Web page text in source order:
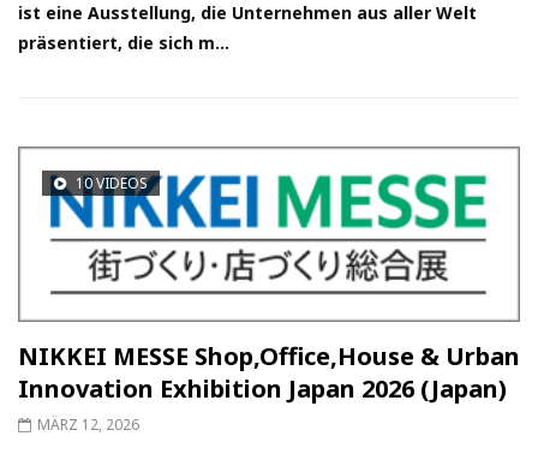
ist eine Ausstellung, die Unternehmen aus aller Welt
präsentiert, die sich m...
10 VIDEOS
NIKKEI MESSE Shop,Office,House & Urban
Innovation Exhibition Japan 2026 (Japan)
MÄRZ 12, 2026